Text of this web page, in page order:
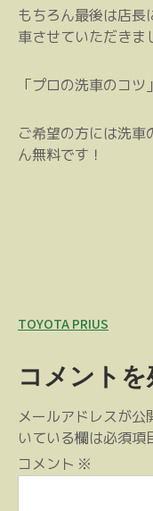
もちろん最後は店長
車させていただきま
「プロの洗車のコ
ご希望の方には洗車
ん無料です！
投
ナ
ビ
ゲ
ー
シ
TOYOTA PRIUS
コメント
メールアドレスが公
いている欄は必須項
コメント ※